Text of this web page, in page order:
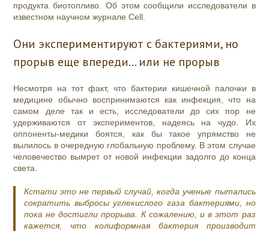
продукта биотопливо. Об этом сообщили исследователи в
известном научном журнале Cell.
Они экспериментируют с бактериями, но
прорыв еще впереди… или не прорыв
Несмотря на тот факт, что бактерии кишечной палочки в
медицине обычно воспринимаются как инфекция, что на
самом деле так и есть, исследователи до сих пор не
удерживаются от экспериментов, надеясь на чудо. Их
оппоненты-медики боятся, как бы такое упрямство не
вылилось в очередную глобальную проблему. В этом случае
человечество вымрет от новой инфекции задолго до конца
света.
Кстати это не первый случай, когда ученые пытались
сократить выбросы углекислого газа бактериями, но
пока не достигли прорыва. К сожалению, и в этот раз
кажется, что колиформная бактерия производит